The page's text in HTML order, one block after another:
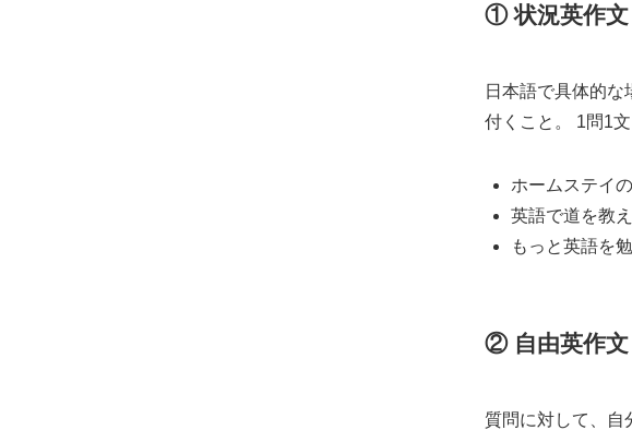
① 状況英作文
日本語で具体的
付くこと。 1問1
ホームステイ
英語で道を教
もっと英語を
② 自由英作文
質問に対して、自